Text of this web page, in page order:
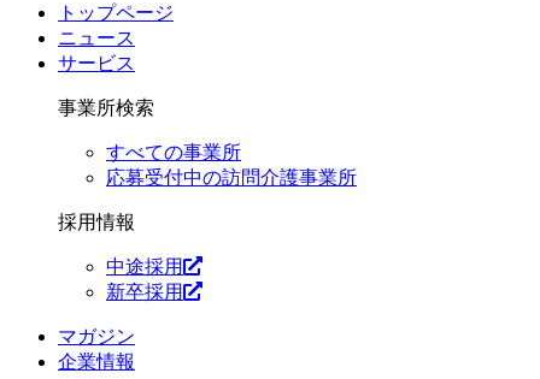
トップページ
ニュース
サービス
事業所検索
すべての事業所
応募受付中の訪問介護事業所
採用情報
中途採用
新卒採用
マガジン
企業情報